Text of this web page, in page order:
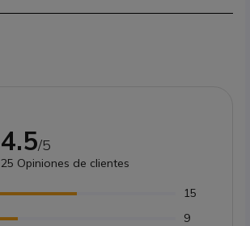
4.5/5
25 Opiniones de clientes
15
9